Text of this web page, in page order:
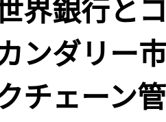
界銀行と
ンダリー
チェーン